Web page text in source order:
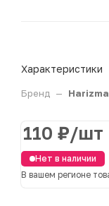
Характеристики
Бренд — Harizma
110 ₽/шт
Нет в наличии
В вашем регионе